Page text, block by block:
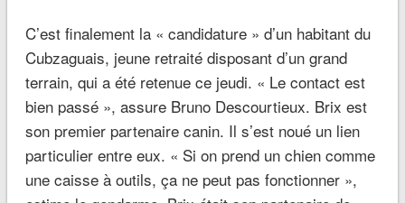
C’est finalement la « candidature » d’un habitant du
Cubzaguais, jeune retraité disposant d’un grand
terrain, qui a été retenue ce jeudi. « Le contact est
bien passé », assure Bruno Descourtieux. Brix est
son premier partenaire canin. Il s’est noué un lien
particulier entre eux. « Si on prend un chien comme
une caisse à outils, ça ne peut pas fonctionner »,